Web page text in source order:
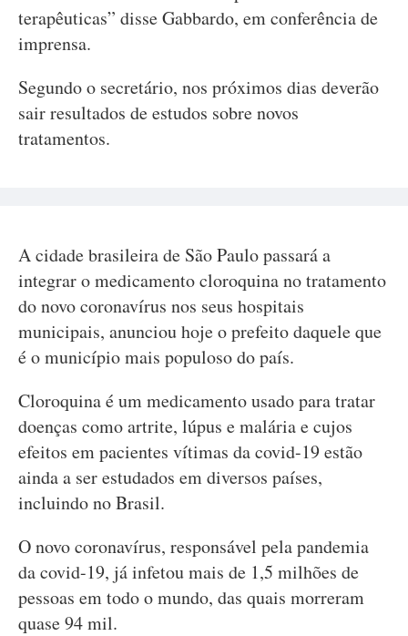
terapêuticas” disse Gabbardo, em conferência de
imprensa.
Segundo o secretário, nos próximos dias deverão
sair resultados de estudos sobre novos
tratamentos.
A cidade brasileira de São Paulo passará a
integrar o medicamento cloroquina no tratamento
do novo coronavírus nos seus hospitais
municipais, anunciou hoje o prefeito daquele que
é o município mais populoso do país.
Cloroquina é um medicamento usado para tratar
doenças como artrite, lúpus e malária e cujos
efeitos em pacientes vítimas da covid-19 estão
ainda a ser estudados em diversos países,
incluindo no Brasil.
O novo coronavírus, responsável pela pandemia
da covid-19, já infetou mais de 1,5 milhões de
pessoas em todo o mundo, das quais morreram
quase 94 mil.